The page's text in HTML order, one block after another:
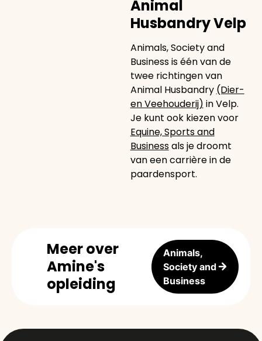
Animal
Husbandry Velp
Animals, Society and
Business is één van de
twee richtingen van
Animal Husbandry (Dier-
en Veehouderij) in Velp.
Je kunt ook kiezen voor
Equine, Sports and
Businessals je droomt
van een carrière in de
paardensport.
Meer over
Amine's
opleiding
Animals,
Society and
Business